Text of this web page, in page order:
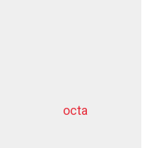
octa
dziļurbums